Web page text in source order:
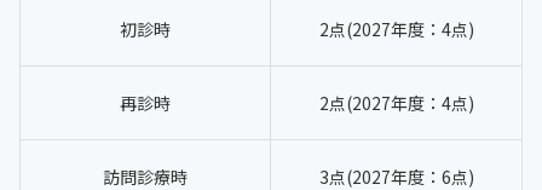
初診時 2点(2027年度：4点)
再診時 2点(2027年度：4点)
訪問診療時 3点(2027年度：6点)